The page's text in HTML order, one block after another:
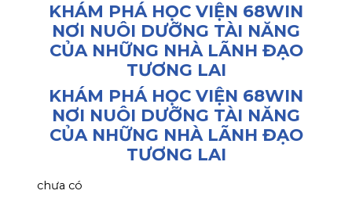
KHÁM PHÁ HỌC VIỆN 68WIN
NƠI NUÔI DƯỠNG TÀI NĂNG
CỦA NHỮNG NHÀ LÃNH ĐẠO
TƯƠNG LAI
KHÁM PHÁ HỌC VIỆN 68WIN
NƠI NUÔI DƯỠNG TÀI NĂNG
CỦA NHỮNG NHÀ LÃNH ĐẠO
TƯƠNG LAI
chưa có